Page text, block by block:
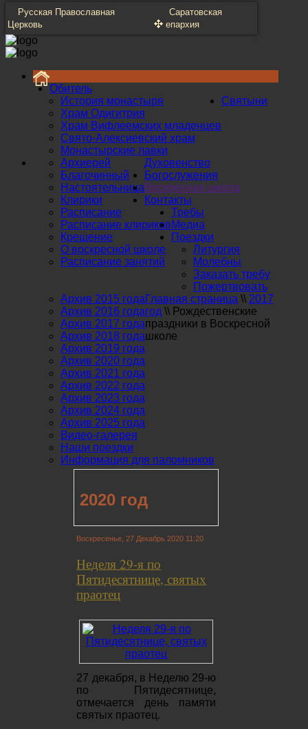
Русская Православная
Церковь
Саратовская
епархия
Обитель
История монастыря
Храм Одигитрия
Храм Вифлеемских младенцев
Свято-Алексиевский храм
Монастырские лавки
Святыни
Духовенство
Архиерей
Благочинный
Настоятельница
Клирики
Богослужения
Расписание
Расписание клириков
Крещение
Воскресная школа
О воскресной школе
Расписание занятий
Контакты
Требы
Литургия
Молебны
Заказать требу
Пожертвовать
Медиа
Архив 2015 года
Архив 2016 года
Архив 2017 года
Архив 2018 года
Архив 2019 года
Архив 2020 года
Архив 2021 года
Архив 2022 года
Архив 2023 года
Архив 2024 года
Архив 2025 года
Видео-галерея
Поездки
Наши поездки
Информация для паломников
Главная страница \\ 2017
год \\ Рождественские
праздники в Воскресной
школе
2020 год
Воскресенье, 27 Декабрь 2020 11:20
Неделя 29-я по
Пятидесятнице, святых
праотец
27 декабря, в Неделю 29-ю
по Пятидесятнице,
отмечается день памяти
святых праотец.